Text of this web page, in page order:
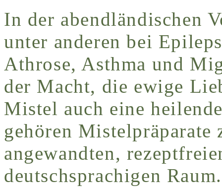
In der abendländischen
unter anderen bei
Athrose, Asthma und
der Macht, die ewige
Mistel auch eine
gehören Mistelpräparate
angewandten,
deutschsprachigen